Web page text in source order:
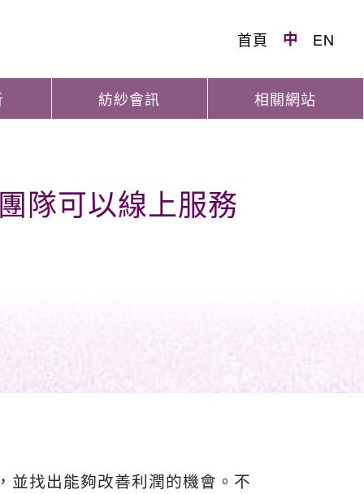
首頁 中 EN
紡紗會訊 相關網站
隊可以線上服務
並找出能夠改善利潤的機會。不